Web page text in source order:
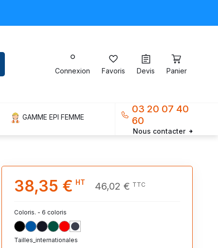
Connexion Favoris Devis Panier
GAMME EPI FEMME
03 20 07 40
60
Nous contacter
38,35 € HT 46,02 € TTC
Coloris. - 6 coloris
NOIR_312
ROYAL_241
ANTHRACITE_370
VERT_FORET_266
ROUGE_162
BLEU_ABYSSE_232
Tailles_internationales